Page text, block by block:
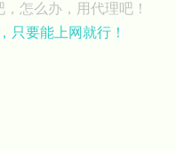
怎么办，用代理吧！
只要能上网就行！